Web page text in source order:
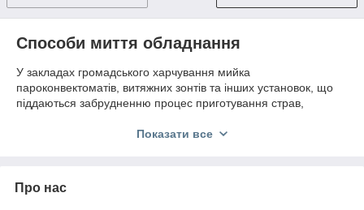
Способи миття обладнання
У закладах громадського харчування мийка
пароконвектоматів, витяжних зонтів та інших установок, що
піддаються забрудненню процес приготування страв,
Автоматичне – у цьому разі участь оператора
подачу дозованої порції здійснюється апаратом в
Показати все
Про нас